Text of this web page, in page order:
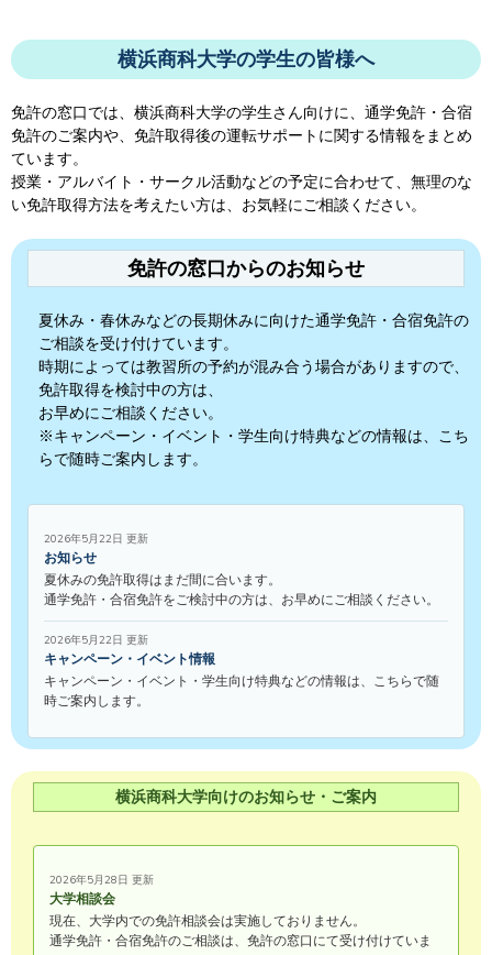
横浜商科大学の学生の皆様へ
免許の窓口では、 横浜商科大学の学生さん向けに、通学免許・合宿
免許のご案内や、免許取得後の運転サポートに関する情報をまとめ
ています。
授業・アルバイト・サークル活動などの予定に合わせて、無理のな
い免許取得方法を考えたい方は、お気軽にご相談ください。
免許の窓口からのお知らせ
夏休み・春休みなどの長期休みに向けた通学免許・合宿免許の
ご相談を受け付けています。
時期によっては教習所の予約が混み合う場合がありますので、
免許取得を検討中の方は、
お早めにご相談ください。
※キャンペーン・イベント・学生向け特典などの情報は、こち
らで随時ご案内します。
2026年5月22日 更新
お知らせ
夏休みの免許取得はまだ間に合います。
通学免許・合宿免許をご検討中の方は、お早めにご相談ください。
2026年5月22日 更新
キャンペーン・イベント情報
キャンペーン・イベント・学生向け特典などの情報は、こちらで随
時ご案内します。
横浜商科大学向けのお知らせ・ご案内
2026年5月28日 更新
大学相談会
現在、大学内での免許相談会は実施しておりません。
通学免許・合宿免許のご相談は、免許の窓口にて受け付けていま